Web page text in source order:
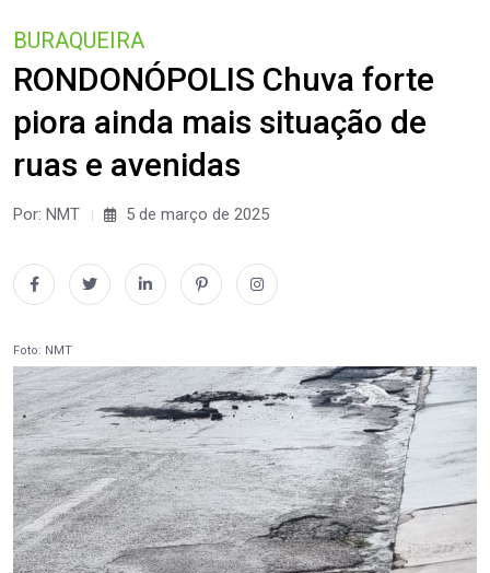
BURAQUEIRA
RONDONÓPOLIS Chuva forte
piora ainda mais situação de
ruas e avenidas
Por: NMT 5 de março de 2025
Foto: NMT